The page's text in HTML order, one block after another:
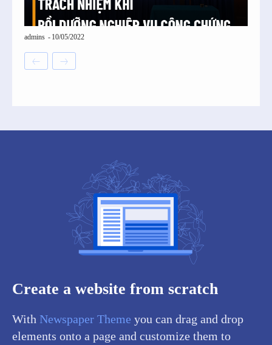
admins - 10/05/2022
Create a website from scratch
With Newspaper Theme you can drag and drop
elements onto a page and customize them to